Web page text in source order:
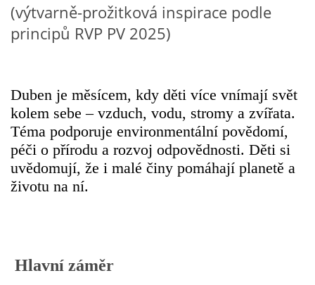
NOVINKY ZE ŠKOLSTVÍ 2025
VZDĚLÁVACÍ BLOK ZÁŘÍ
VZDĚLÁVACÍ BLOK ŘÍJEN
VZDĚLÁVACÍ BLOK LISTOPAD
(výtvarně-prožitková inspirace podle
principů RVP PV 2025)
Duben je měsícem, kdy děti více vnímají svět
kolem sebe – vzduch, vodu, stromy a zvířata.
Téma podporuje environmentální povědomí,
péči o přírodu a rozvoj odpovědnosti. Děti si
uvědomují, že i malé činy pomáhají planetě a
životu na ní.
Hlavní záměr